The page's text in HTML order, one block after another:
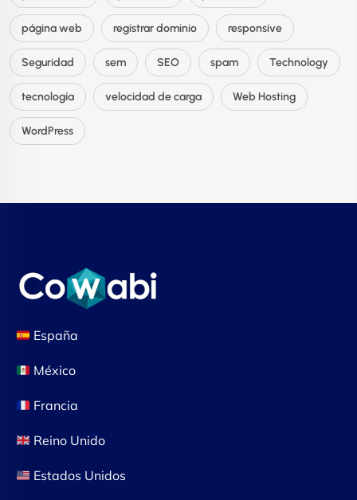
página web registrar dominio responsive
Seguridad sem SEO spam Technology
tecnología velocidad de carga Web Hosting
WordPress
España
México
Francia
Reino Unido
Estados Unidos